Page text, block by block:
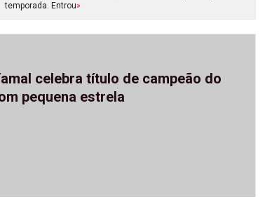
temporada. Entrou»
celebra título de campeão do
pequena estrela